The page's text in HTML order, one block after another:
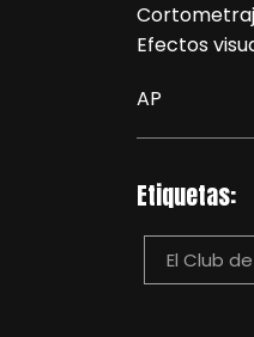
Efectos
AP
Etiquetas:
El Club